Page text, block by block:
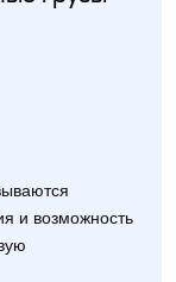
и возможность